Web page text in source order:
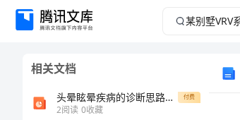
某
VRV
相关文档
头晕眩晕疾病的诊断思路PPT文档共54页 付费
2阅读 0收藏